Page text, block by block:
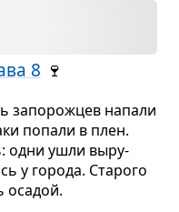
8 🍷
запо­рож­цев напали
попали в плен.
одни ушли выру­
у города. Ста­рого
оса­дой.